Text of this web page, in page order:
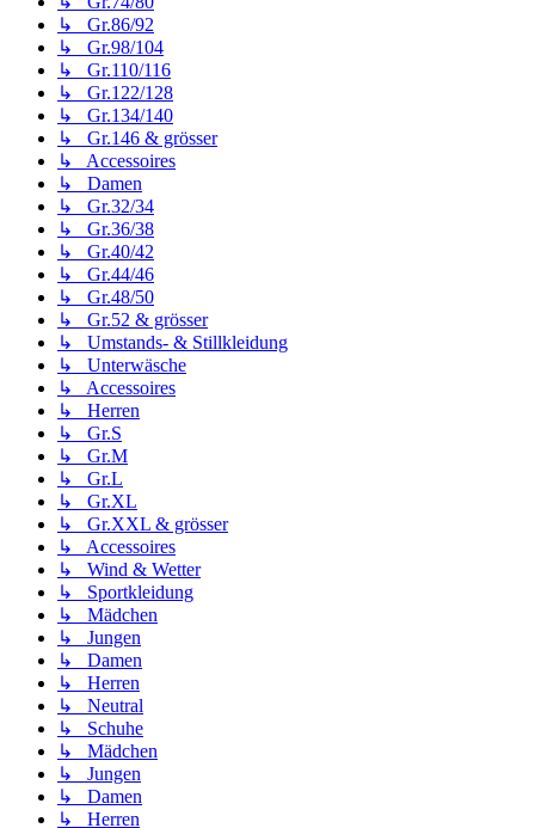
↳ Gr.86/92
↳ Gr.98/104
↳ Gr.110/116
↳ Gr.122/128
↳ Gr.134/140
↳ Gr.146 & grösser
↳ Accessoires
↳ Damen
↳ Gr.32/34
↳ Gr.36/38
↳ Gr.40/42
↳ Gr.44/46
↳ Gr.48/50
↳ Gr.52 & grösser
↳ Umstands- & Stillkleidung
↳ Unterwäsche
↳ Accessoires
↳ Herren
↳ Gr.S
↳ Gr.M
↳ Gr.L
↳ Gr.XL
↳ Gr.XXL & grösser
↳ Accessoires
↳ Wind & Wetter
↳ Sportkleidung
↳ Mädchen
↳ Jungen
↳ Damen
↳ Herren
↳ Neutral
↳ Schuhe
↳ Mädchen
↳ Jungen
↳ Damen
↳ Herren